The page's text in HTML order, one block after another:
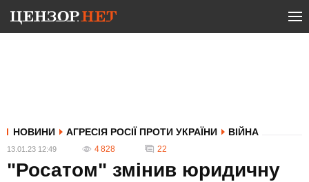
НОВИНИ АГРЕСІЯ РОСІЇ ПРОТИ УКРАЇНИ ВІЙНА
13.01.23 12:49 4 828 22
"Росатом" змінив юридичну